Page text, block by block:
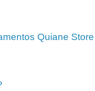
Quiane Store